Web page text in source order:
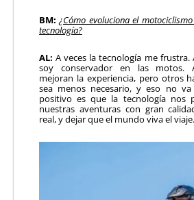
BM: ¿Cómo evoluciona el
tecnología?
AL: A veces la tecnología me frustra.
soy conservador en las motos.
mejoran la experiencia, pero otros
sea menos necesario, y eso no
positivo es que la tecnología nos
nuestras aventuras con gran
real, y dejar que el mundo viva el viaje.